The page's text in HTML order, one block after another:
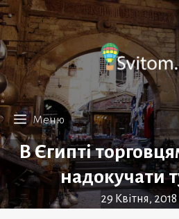
Перейти
до
вмісту
Меню
В Єгипті
надокучати
29 Квітня, 2018